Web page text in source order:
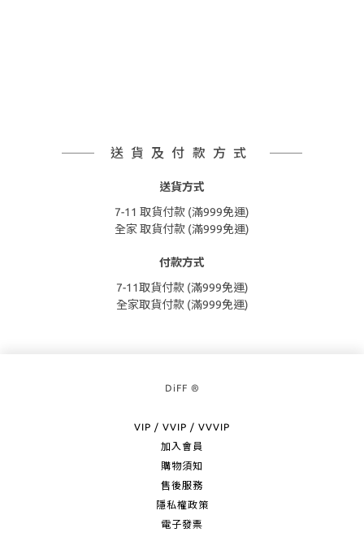
送貨及付款方式
送貨方式
7-11 取貨付款 (滿999免運)
全家 取貨付款 (滿999免運)
付款方式
7-11取貨付款 (滿999免運)
全家取貨付款 (滿999免運)
DiFF ®
VIP / VVIP / VVVIP
加入會員
購物須知
售後服務
隱私權政策
電子發票